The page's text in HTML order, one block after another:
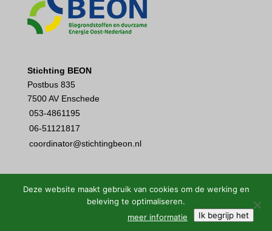
Stichting BEON
Postbus 835
7500 AV Enschede
053-4861195
06-51121817
coordinator@stichtingbeon.nl
Sitemap•Privacystatement
Deze website maakt gebruik van cookies om de werking en
beleving te optimaliseren.
Ik begrijp het
meer informatie